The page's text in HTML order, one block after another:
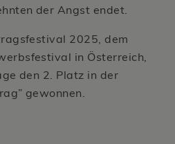
der Angst endet.
2025, dem
in Österreich,
den 2. Platz in der
gewonnen.